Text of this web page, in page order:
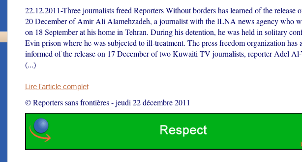
22.12.2011-Three journalists freed Reporters Without borders has learned of the release
20 December of Amir Ali Alamehzadeh, a journalist with the ILNA news agency who
on 18 September at his home in Tehran. During his detention, he was held in solitary
Evin prison where he was subjected to ill-treatment. The press freedom organization has
informed of the release on 17 December of two Kuwaiti TV journalists, reporter Adel Al-
(...)
Lire l'article complet
© Reporters sans frontières-jeudi 22 décembre 2011